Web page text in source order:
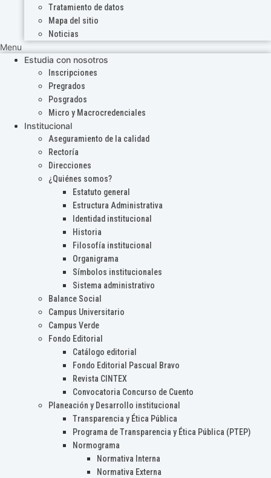
Tratamiento de datos
Mapa del sitio
Noticias
Menu
Estudia con nosotros
Inscripciones
Pregrados
Posgrados
Micro y Macrocredenciales
Institucional
Aseguramiento de la calidad
Rectoría
Direcciones
¿Quiénes somos?
Estatuto general
Estructura Administrativa
Identidad institucional
Historia
Filosofía institucional
Organigrama
Símbolos institucionales
Sistema administrativo
Balance Social
Campus Universitario
Campus Verde
Fondo Editorial
Catálogo editorial
Fondo Editorial Pascual Bravo
Revista CINTEX
Convocatoria Concurso de Cuento
Planeación y Desarrollo institucional
Transparencia y Ética Pública
Programa de Transparencia y Ética Pública (PTEP)
Normograma
Normativa Interna
Normativa Externa